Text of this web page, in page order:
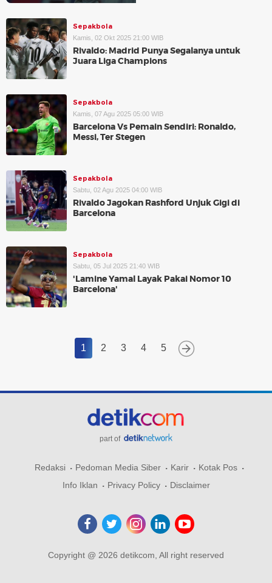
Sepakbola
Kamis, 02 Okt 2025 21:00 WIB
Rivaldo: Madrid Punya Segalanya untuk
Juara Liga Champions
Sepakbola
Kamis, 07 Agu 2025 05:00 WIB
Barcelona Vs Pemain Sendiri: Ronaldo,
Messi, Ter Stegen
Sepakbola
Sabtu, 02 Agu 2025 04:00 WIB
Rivaldo Jagokan Rashford Unjuk Gigi di
Barcelona
Sepakbola
Sabtu, 05 Jul 2025 21:40 WIB
'Lamine Yamal Layak Pakai Nomor 10
Barcelona'
1 2 3 4 5
part of
Redaksi Pedoman Media Siber Karir
Kotak Pos
Info Iklan
Privacy Policy Disclaimer
Copyright @ 2026 detikcom, All right reserved